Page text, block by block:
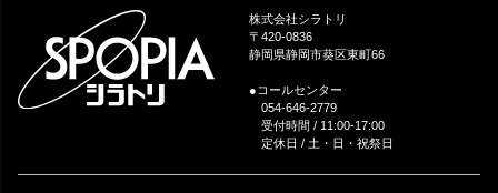
株式会社シラトリ
〒420-0836
静岡県静岡市葵区東町66
●コールセンター
054-646-2779
受付時間 / 11:00-17:00
定休日 / 土・日・祝祭日